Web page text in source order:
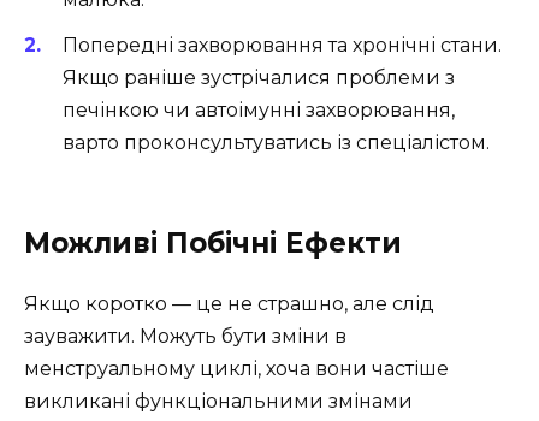
Попередні захворювання та хронічні стани.
Якщо раніше зустрічалися проблеми з
печінкою чи автоімунні захворювання,
варто проконсультуватись із спеціалістом.
Можливі Побічні Ефекти
Якщо коротко — це не страшно, але слід
зауважити. Можуть бути зміни в
менструальному циклі, хоча вони частіше
викликані функціональними змінами